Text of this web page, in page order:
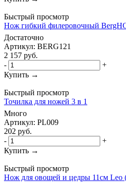
Быстрый просмотр
Нож гибкий филеровочный
Достаточно
Артикул: BERG121
2 157 руб.
-
+
Купить →
Быстрый просмотр
Точилка для ножей 3 в 1
Много
Артикул: PL009
202 руб.
-
+
Купить →
Быстрый просмотр
Нож для овощей и цедры 11см Leo